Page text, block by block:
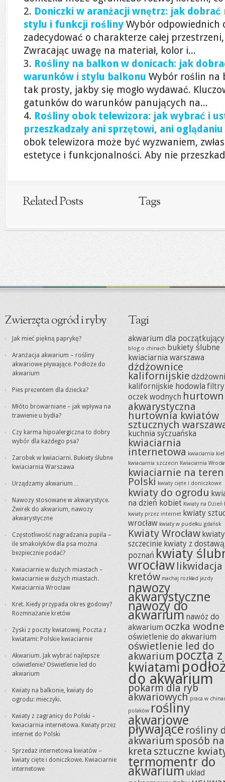
Doniczki w aranżacji wnętrz: jak dobrać
stylu i funkcji rośliny Wybór odpowiednich
zadecydować o charakterze całej
Zwracając uwagę na materiał, kolor i...
Rośliny na balkon w donicach: jak
warunków i stylu balkonu Wybór roślin na
tak prosty, jakby się mogło wydawać.
gatunków do warunków panujących na...
Rośliny obok telewizora: jak wybrać i
przeszkadzały ani sprzętowi, ani oglądaniu
obok telewizora może być wyzwaniem,
estetyce i funkcjonalności. Aby nie
Related Posts Tags
Zwierzęta ogród i ryby
Jak mieć piękną paprykę?
Aranżacja akwarium – rośliny
akwariowe pływające. Podłoże do
akwarium
Pies prezentem dla dziecka?
Młóto browarniane – jak wpływa na
trawienie u bydła?
Czy karma hipoalergiczna to dobry
wybór dla każdego psa?
Zarobek w kwiaciarni. Bukiety ślubne
kwiaciarnia Warszawa
Urządzamy akwarium…
Nawozy stosowane w akwarystyce.
Żwirek do akwarium, nawozy
akwarystyczne
Częstotliwość nagradzania pupila –
ile smakołyków dla psa można
bezpiecznie podać?
Kwiaciarnie w dużych miastach –
kwiaciarnie w dużych miastach.
Kwiaciarnia Wrocław
Kret. Kiedy przypada okres godowy?
Rozmnażanie kretów
Zyski z poczty kwiatowej. Poczta z
kwiatami: Polskie kwiaciarnie
Akwarium. Jak wybrać najlepsze
oświetlenie? Oświetlenie led do
akwarium
Kwiaty na balkonie, kwiaty do
ogrodu: mieczyki.
Kwiaty z zagranicy do Polski –
kwiaciarnia internetowa. Kwiaty przez
internet do Polski
Sprzedaż internetowa kwiatów –
kwiaty cięte i doniczkowe. Kwiaciarnie
internetowe
Tagi
akwarium dla
blog o chinach bukiety ślubne
kwiaciarnia warszawa
dżdżownice
kalifornijskie
kalifornijskie hodowla filtry
oczek wodnych
akwarystyczna
hurtownia kwiatów
sztucznych
kuchnia syczuańska
kwiaciarnia
internetowa kwiaciarnia
kwiaciarnia szczecin Kwiaciarnia
kwiaciarnie na
Polski kwiaty cięte i doniczkowe
kwiaty do ogrodu
na dzień kobiet Kwiaty na Dzień
kwiaty przez internet kwiaty
wrocław kwiaty w pudełku gdańsk
Kwiaty Wrocław
szczecinie kwiaty z dostawą
poznań kwiaty
wrocław likwidacja
kretów machaj rozkład jazdy
nawozy
akwarystyczne
nawozy do
akwarium nawóz do
akwarium oczka wodne
oświetlenie do akwarium
oświetlenie led do
akwarium poczta z
kwiatami
do akwarium
pokarm dla ryb
akwariowych praca w
polaków rośliny
akwariowe
pływające rośliny
akwarium sposób na
kreta sztuczne
termomentr do
akwarium układ